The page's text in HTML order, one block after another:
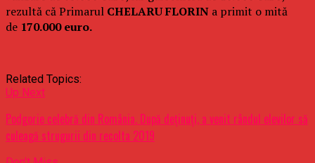
rezultă că Primarul CHELARU FLORIN a primit o mită
de 170.000 euro.
Related Topics:
Up Next
Podgorie celebră din România. După deţinuţi, a venit rândul elevilor să
culeagă strugurii din recolta 2019